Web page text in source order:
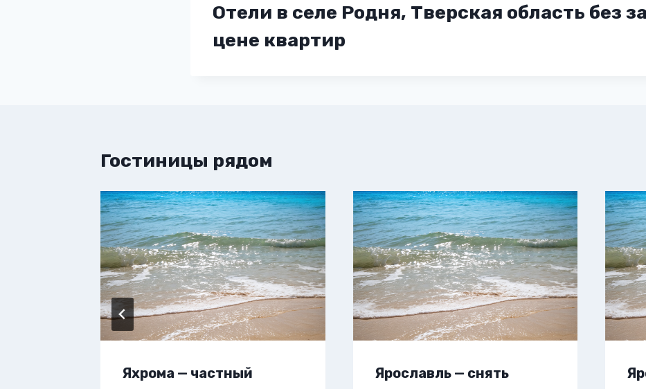
Отели в селе Родня, Тверская область без
цене квартир
Гостиницы рядом
Яхрома — частный
Ярославль — снять